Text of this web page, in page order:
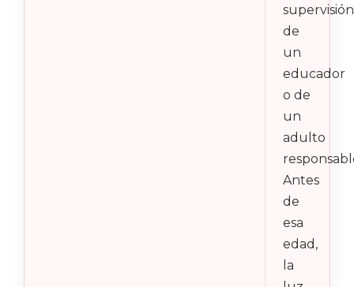
supervisión
de
un
educador
o de
un
adulto
Antes
de
esa
edad,
la